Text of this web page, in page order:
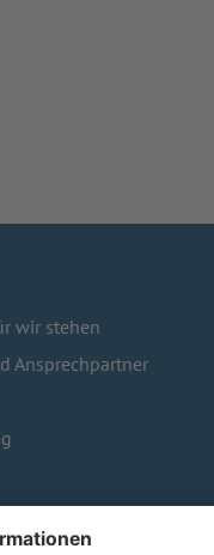
wir stehen
Ansprechpartner